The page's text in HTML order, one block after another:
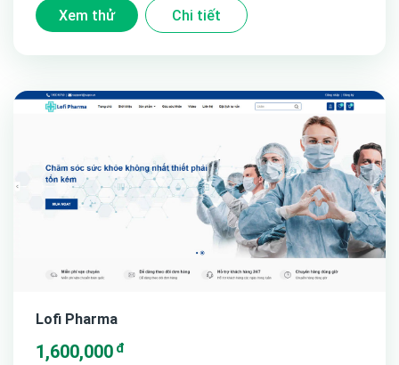
Xem thử Chi tiết
Lofi Pharma
1,600,000đ